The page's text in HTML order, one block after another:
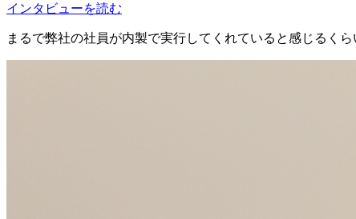
インタビューを読む
まるで弊社の社員が内製で実行してくれている と感じるく